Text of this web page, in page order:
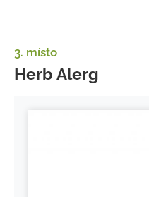
3. místo
Herb Alerg